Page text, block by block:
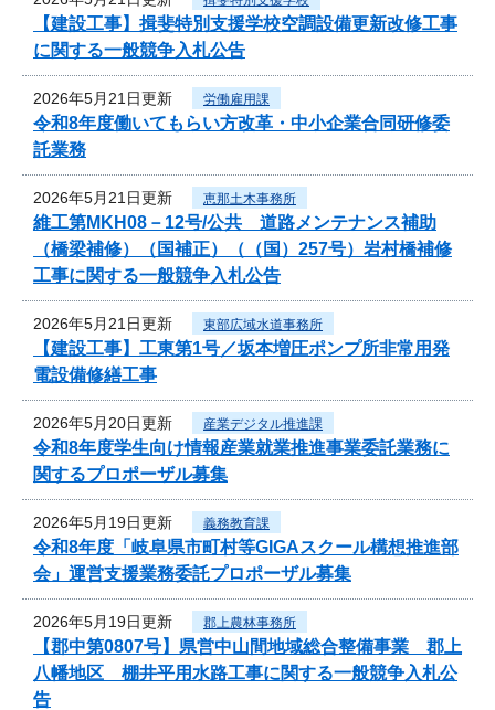
【建設工事】揖斐特別支援学校空調設備更新改修工事
に関する一般競争入札公告
2026年5月21日更新 労働雇用課
令和8年度働いてもらい方改革・中小企業合同研修委
託業務
2026年5月21日更新 恵那土木事務所
維工第MKH08－12号/公共 道路メンテナンス補助
（橋梁補修）（国補正）（（国）257号）岩村橋補修
工事に関する一般競争入札公告
2026年5月21日更新 東部広域水道事務所
【建設工事】工東第1号／坂本増圧ポンプ所非常用発
電設備修繕工事
2026年5月20日更新 産業デジタル推進課
令和8年度学生向け情報産業就業推進事業委託業務に
関するプロポーザル募集
2026年5月19日更新 義務教育課
令和8年度「岐阜県市町村等GIGAスクール構想推進部
会」運営支援業務委託プロポーザル募集
2026年5月19日更新 郡上農林事務所
【郡中第0807号】県営中山間地域総合整備事業 郡上
八幡地区 棚井平用水路工事に関する一般競争入札公
告